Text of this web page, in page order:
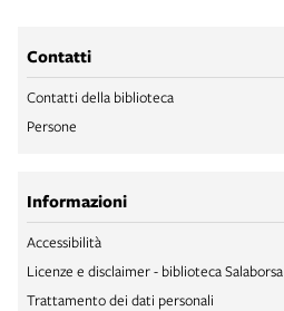
Contatti
Contatti della biblioteca
Persone
Informazioni
Accessibilità
Licenze e disclaimer - biblioteca Salaborsa
Trattamento dei dati personali